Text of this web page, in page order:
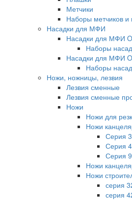
Метчики
Наборы метчиков и
Насадки для МФИ
Насадки для МФИ
Наборы
Насадки для МФИ
Наборы
Ножи, ножницы, лезвия
Лезвия сменные
Лезвия сменные
Ножи
Ножи для
Ножи
Серия
Серия
Серия
Ножи
Ножи
серия
серия